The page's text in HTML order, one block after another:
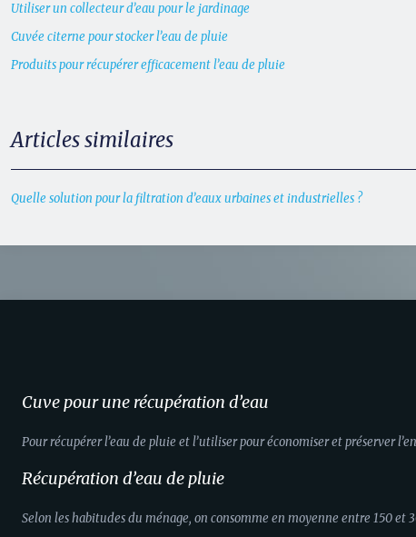
Utiliser un collecteur d’eau pour le jardinage
Cuvée citerne pour stocker l’eau de pluie
Produits pour récupérer efficacement l’eau de pluie
Articles similaires
Quelle solution pour la filtration d’eaux urbaines et industrielles ?
Cuve pour une récupération d’eau
Pour récupérer l’eau de pluie et l’utiliser pour économiser et préserver
Récupération d’eau de pluie
Selon les habitudes du ménage, on consomme en moyenne entre 150